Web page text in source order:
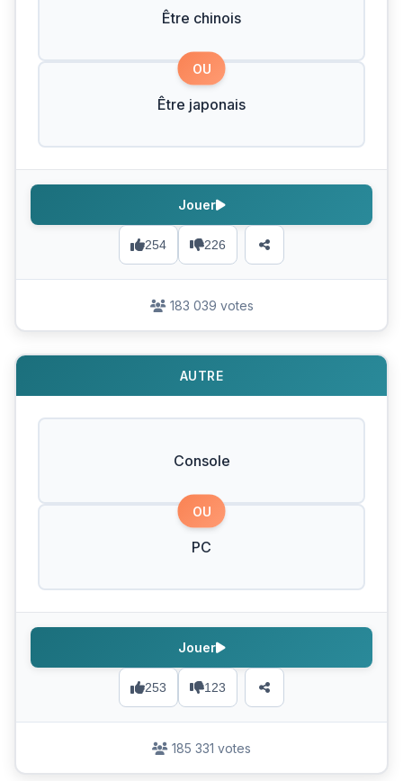
Être chinois
OU
Être japonais
254 226
Jouer
183 039 votes
AUTRE
Console
OU
PC
253 123
Jouer
185 331 votes